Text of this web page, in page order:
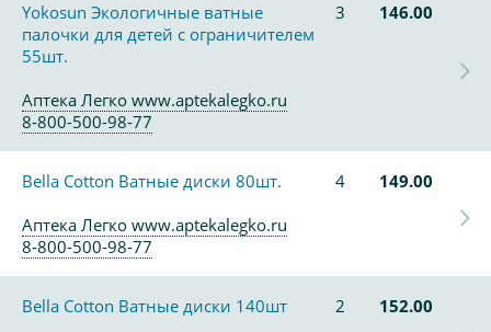
Yokosun Экологичные ватные
палочки для детей с ограничителем
55шт.
3 146.00
Аптека Легко www.aptekalegko.ru
8-800-500-98-77
Bella Cotton Ватные диски 80шт. 4
149.00
Аптека Легко www.aptekalegko.ru
8-800-500-98-77
Bella Cotton Ватные диски 140шт 2
152.00